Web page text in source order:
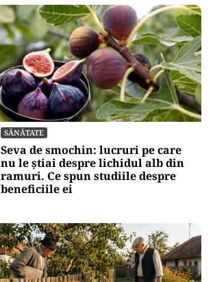
SĂNĂTATE
Seva de smochin: lucruri pe care
nu le știai despre lichidul alb din
ramuri. Ce spun studiile despre
beneficiile ei